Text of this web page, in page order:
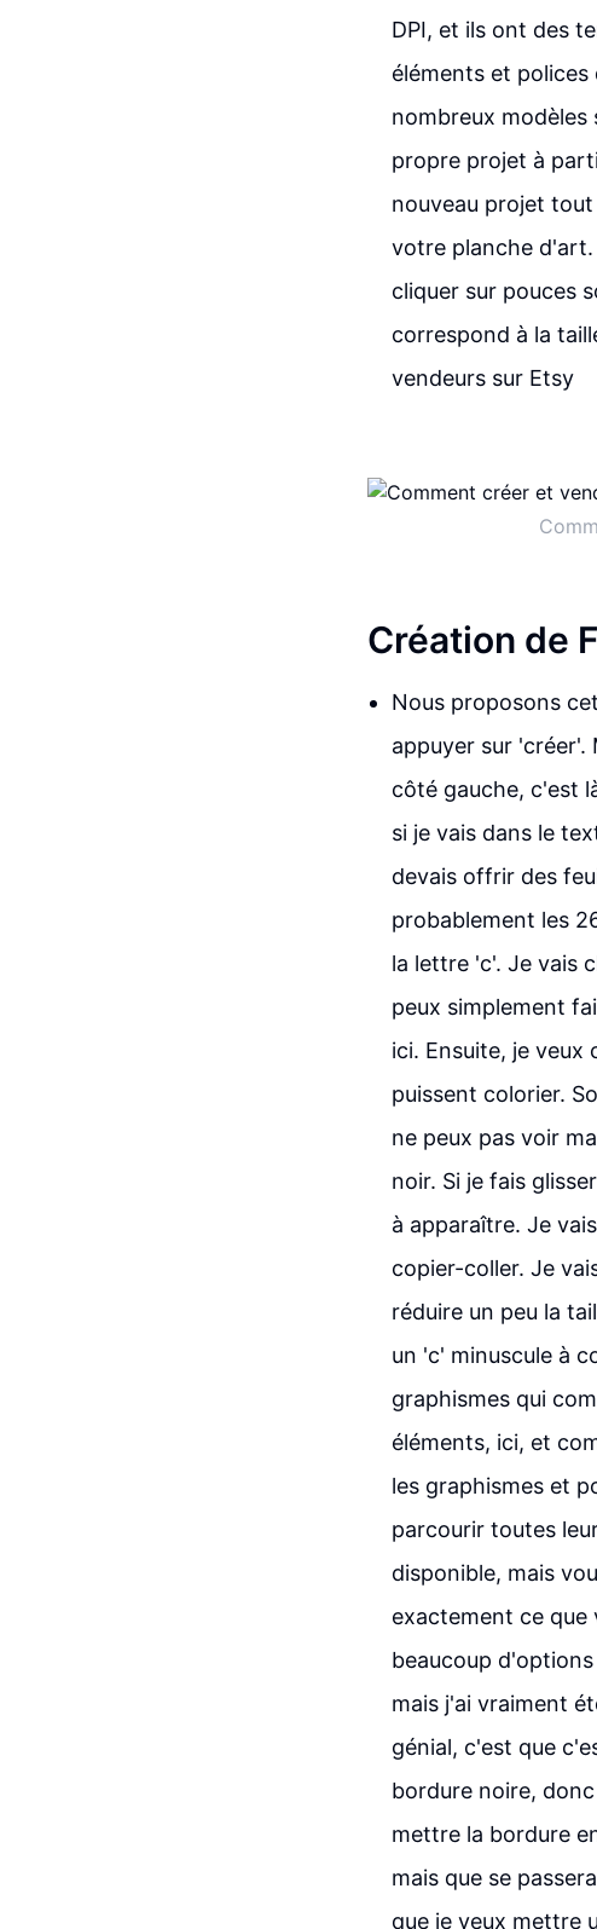
DPI, et ils ont des
éléments et
nombreux modèles
propre projet à
nouveau projet
votre planche d'art.
cliquer sur pouces
correspond à la
vendeurs sur Etsy
Création de
Nous proposons
appuyer sur 'créer'.
côté gauche, c'est
si je vais dans le
devais offrir des
probablement les
la lettre 'c'. Je vais
peux simplement
ici. Ensuite, je
puissent colorier.
ne peux pas voir
noir. Si je fais
à apparaître. Je
copier-coller. Je
réduire un peu la
un 'c' minuscule à
graphismes qui
éléments, ici, et
les graphismes et
parcourir toutes
disponible, mais
exactement ce que
beaucoup
mais j'ai vraiment
génial, c'est que
bordure noire,
mettre la bordure
mais que se
que je veux mettre